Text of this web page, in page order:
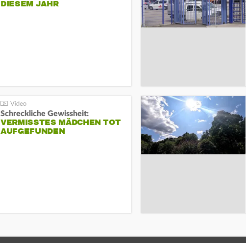
DIESEM JAHR
Schreckliche Gewissheit:
VERMISSTES MÄDCHEN TOT
AUFGEFUNDEN